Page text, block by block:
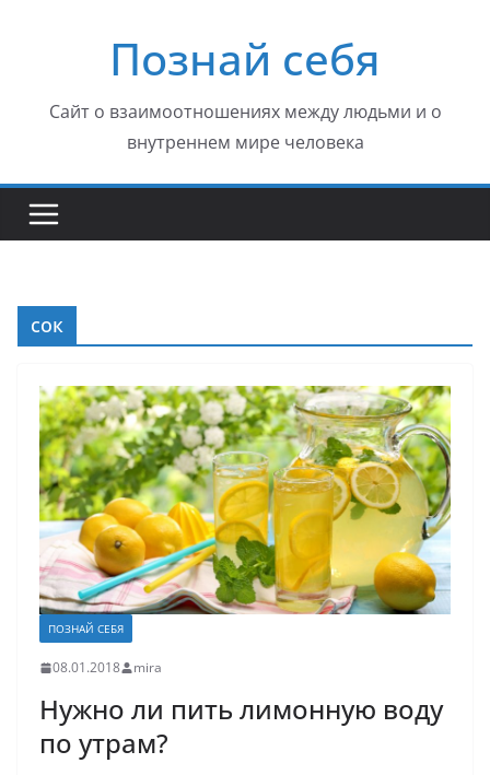
содержимомуПознай себя
Сайт о взаимоотношениях между людьми и о
внутреннем мире человека
сок
ПОЗНАЙ СЕБЯ
08.01.2018 mira
Нужно ли пить лимонную воду
по утрам?